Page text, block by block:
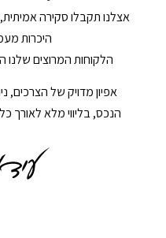
אצלנו תקבלו סקירה
היכרות
הלקוחות המרוצים
אפיון מדויק של הצרכים,
הנכס, בליווי מלא